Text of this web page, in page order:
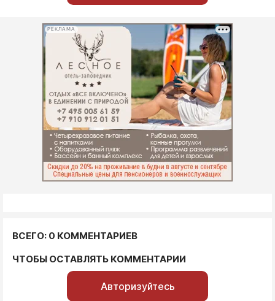
РЕКЛАМА
ВСЕГО: 0 КОММЕНТАРИЕВ
ЧТОБЫ ОСТАВЛЯТЬ КОММЕНТАРИИ
Авторизуйтесь